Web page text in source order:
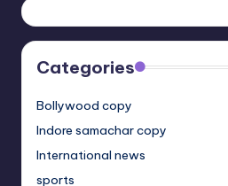
Categories
Bollywood copy
Indore samachar copy
International news
sports